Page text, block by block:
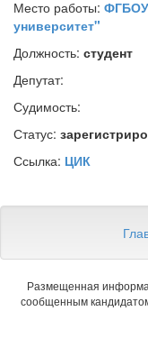
Место работы: ФГБОУ
университет"
Должность: студент
Депутат:
Судимость:
Статус:
Ссылка: ЦИК
Размещенная
сообщенным